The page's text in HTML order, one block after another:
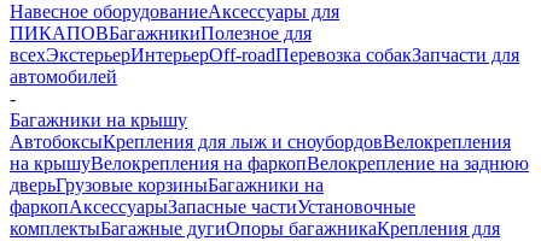
Навесное оборудованиеАксессуары для
ПИКАПОВБагажникиПолезное для
всехЭкстерьерИнтерьерOff-roadПеревозка собакЗапчасти для
автомобилей
-
Багажники на крышу
АвтобоксыКрепления для лыж и сноубордовВелокрепления
на крышуВелокрепления на фаркопВелокрепление на заднюю
дверьГрузовые корзиныБагажники на
фаркопАксессуарыЗапасные частиУстановочные
комплектыБагажные дугиОпоры багажникаКрепления для